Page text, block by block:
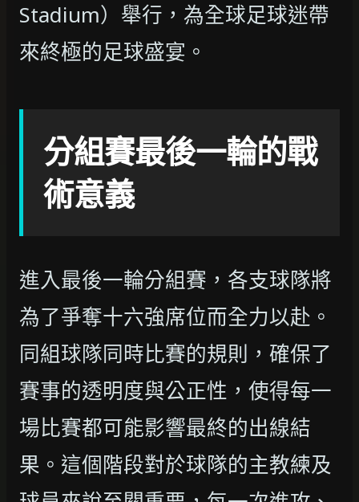
Stadium）舉行，為全球足球迷帶
來終極的足球盛宴。
分組賽最後一輪的戰
術意義
進入最後一輪分組賽，各支球隊將
為了爭奪十六強席位而全力以赴。
同組球隊同時比賽的規則，確保了
賽事的透明度與公正性，使得每一
場比賽都可能影響最終的出線結
果。這個階段對於球隊的主教練及